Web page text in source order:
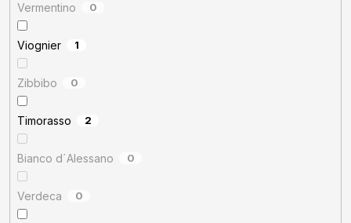
Vermentino 0
Viognier 1
Zibbibo 0
Timorasso 2
Bianco d´Alessano 0
Verdeca 0